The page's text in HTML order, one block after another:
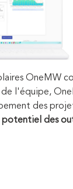
OneMW
de l'équipe,
des
des